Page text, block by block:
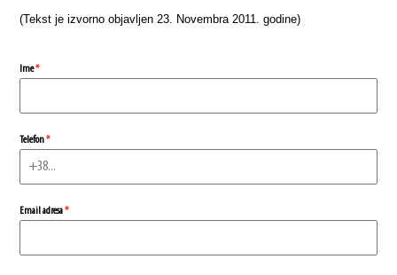
(Tekst je izvorno objavljen 23. Novembra 2011. godine)
Ime*
Telefon*
Email adresa*